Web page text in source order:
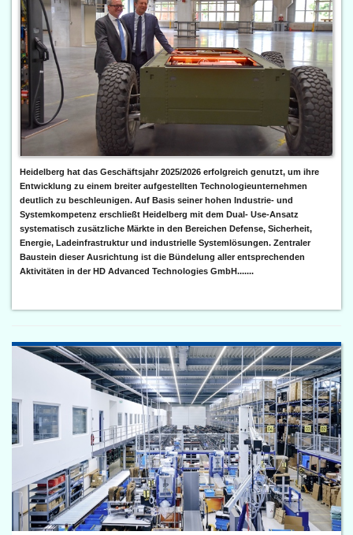
Heidelberg hat das Geschäftsjahr 2025/2026 erfolgreich genutzt, um ihre
Entwicklung zu einem breiter aufgestellten Technologieunternehmen
deutlich zu beschleunigen. Auf Basis seiner hohen Industrie- und
Systemkompetenz erschließt Heidelberg mit dem Dual- Use-Ansatz
systematisch zusätzliche Märkte in den Bereichen Defense, Sicherheit,
Energie, Ladeinfrastruktur und industrielle Systemlösungen. Zentraler
Baustein dieser Ausrichtung ist die Bündelung aller entsprechenden
Aktivitäten in der HD Advanced Technologies GmbH.......